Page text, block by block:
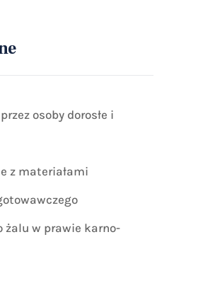
osoby dorosłe i
z materiałami
żalu w prawie karno-